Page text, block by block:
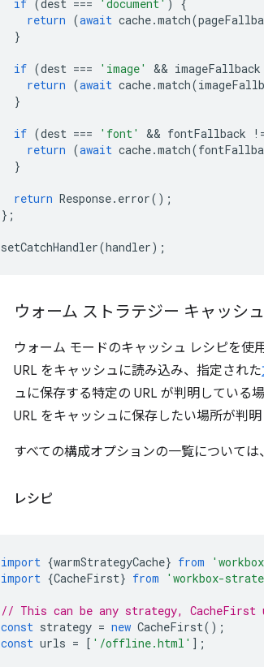
if (dest === 'document' )
{
return (await cache.match(
}
if (dest === 'image' && imageFallback
return (await cache.match(
}
if (dest === 'font' && fontFallback
return (await cache.match(
}
return Response. error();
};
setCatchHandler(handler);
ウォーム ストラテジー キャッシュ
ウォーム モードのキャッシュ レシピを使
URL をキャッシュに読み込み、指定された
ュに保存する特定の URL が判明している
URL をキャッシュに保存したい場所が判明
すべての構成オプションの一覧については、
レシピ
import {warmStrategyCache} from
import {CacheFirst} from 'workbox-
// This can be any strategy, CacheFirst
const strategy = new CacheFirst();
const urls = [ '/offline.html' ];